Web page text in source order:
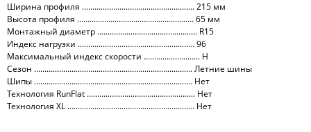
Ширина профиля ...................................................... 215 мм
Высота профиля ........................................................ 65 мм
Монтажный диаметр ................................................ R15
Индекс нагрузки ........................................................ 96
Максимальный индекс скорости ........................... H
Сезон ............................................................................ Летние шины
Шипы ............................................................................ Нет
Технология RunFlat .................................................... Нет
Технология XL ............................................................. Нет